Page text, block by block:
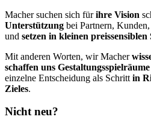
Macher suchen sich fürihre Vision
Unter­stützung bei Partnern,
und setzen in kleinen
Mit anderen Worten, wir Macher
schaffen uns Gestaltungsspielräume
einzelne Ent­scheidung als Schritt in
Zieles.
Nicht neu?